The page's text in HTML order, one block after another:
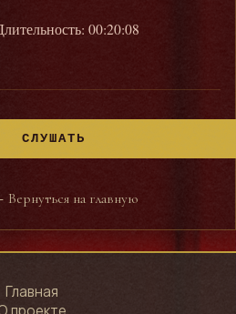
00:20:08
СЛУШАТЬ
на главную
Главная